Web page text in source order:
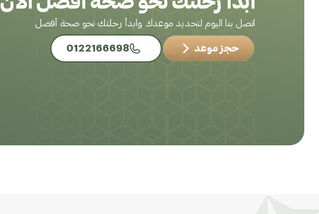
اتصل بنا اليوم لتحديد موعدك وابدأ رحلتك نحو صحة أفضل
حجز موعد 0122166698